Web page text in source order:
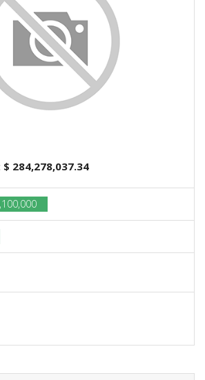
$ 284,278,037.34